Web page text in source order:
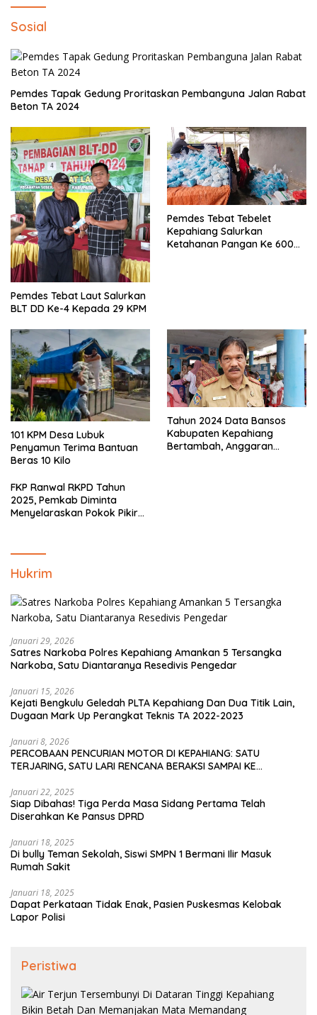
Sosial
Pemdes Tapak Gedung Proritaskan Pembanguna Jalan Rabat
Beton TA 2024
Pemdes Tebat Laut Salurkan
BLT DD Ke-4 Kepada 29 KPM
Pemdes Tebat Tebelet
Kepahiang Salurkan
Ketahanan Pangan Ke 600
101 KPM Desa Lubuk
Penyamun Terima Bantuan
Beras 10 Kilo
Tahun 2024 Data Bansos
Kabupaten Kepahiang
Bertambah, Anggaran
FKP Ranwal RKPD Tahun
2025, Pemkab Diminta
Menyelaraskan Pokok Pikiran
Hukrim
Januari 29, 2026
Satres Narkoba Polres Kepahiang Amankan 5 Tersangka
Narkoba, Satu Diantaranya Resedivis Pengedar
Januari 15, 2026
Kejati Bengkulu Geledah PLTA Kepahiang Dan Dua Titik Lain,
Dugaan Mark Up Perangkat Teknis TA 2022-2023
Januari 8, 2026
PERCOBAAN PENCURIAN MOTOR DI KEPAHIANG: SATU
TERJARING, SATU LARI RENCANA BERAKSI SAMPAI KE
Januari 22, 2025
Siap Dibahas! Tiga Perda Masa Sidang Pertama Telah
Diserahkan Ke Pansus DPRD
Januari 18, 2025
Di bully Teman Sekolah, Siswi SMPN 1 Bermani Ilir Masuk
Rumah Sakit
Januari 18, 2025
Dapat Perkataan Tidak Enak, Pasien Puskesmas Kelobak
Lapor Polisi
Peristiwa